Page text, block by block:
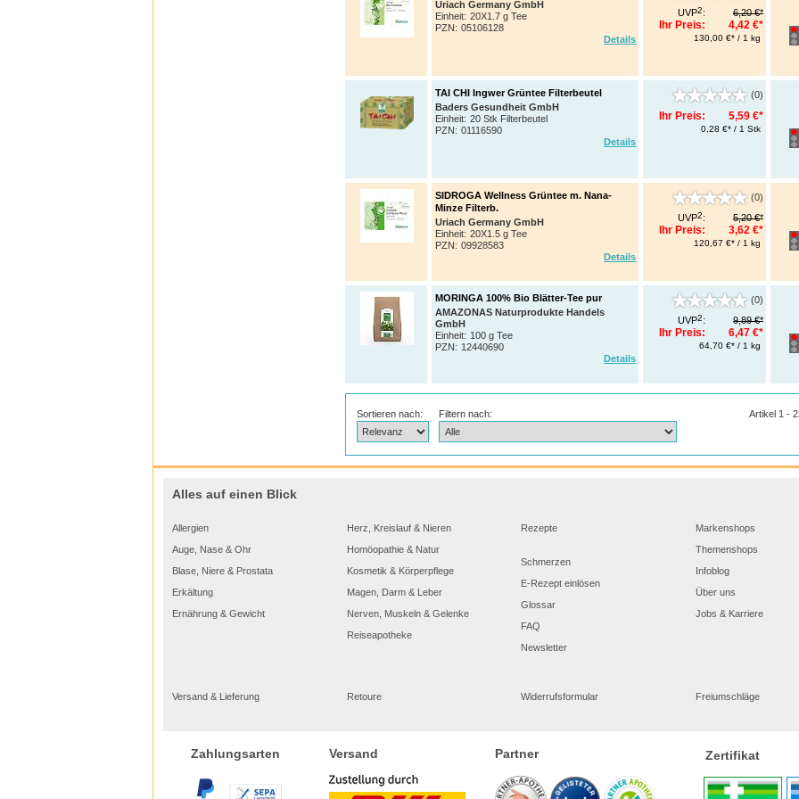
Uriach Germany GmbH
Einheit: 20X1.7 g Tee
PZN: 05106128
Details
UVP2: 6,20 €*
Ihr Preis: 4,42 €*
130,00 €* / 1 kg
TAI CHI Ingwer Grüntee Filterbeutel
Baders Gesundheit GmbH
Einheit: 20 Stk Filterbeutel
PZN: 01116590
Details
(0)
Ihr Preis: 5,59 €*
0,28 €* / 1 Stk
SIDROGA Wellness Grüntee m. Nana-
Minze Filterb.
Uriach Germany GmbH
Einheit: 20X1.5 g Tee
PZN: 09928583
Details
(0)
UVP2: 5,20 €*
Ihr Preis: 3,62 €*
120,67 €* / 1 kg
MORINGA 100% Bio Blätter-Tee pur
AMAZONAS Naturprodukte Handels
GmbH
Einheit: 100 g Tee
PZN: 12440690
Details
(0)
UVP2: 9,89 €*
Ihr Preis: 6,47 €*
64,70 €* / 1 kg
Sortieren nach: Filtern nach: Artikel 1 -
Alles auf einen Blick
Allergien
Auge, Nase & Ohr
Blase, Niere & Prostata
Erkältung
Ernährung & Gewicht
Herz, Kreislauf & Nieren
Homöopathie & Natur
Kosmetik & Körperpflege
Magen, Darm & Leber
Nerven, Muskeln & Gelenke
Reiseapotheke
Rezepte
Schmerzen
E-Rezept einlösen
Glossar
FAQ
Newsletter
Markenshops
Themenshops
Infoblog
Über uns
Jobs & Karriere
Versand & Lieferung Retoure Widerrufsformular Freiumschläge
Zahlungsarten Versand Partner Zertifikat